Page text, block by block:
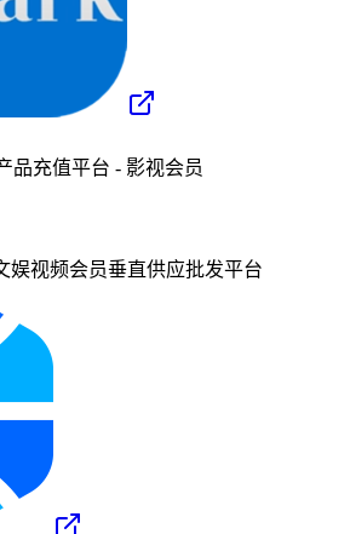
品充值平台 - 影视会员
娱视频会员垂直供应批发平台